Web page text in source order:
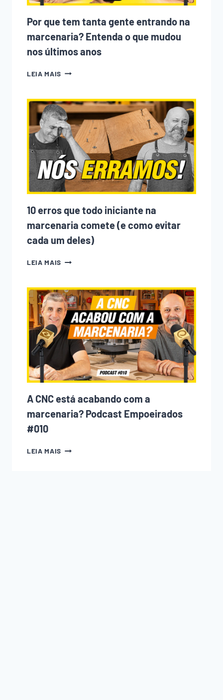
Por que tem tanta gente entrando na
marcenaria? Entenda o que mudou
nos últimos anos
LEIA MAIS POR
TANTA
GENTE
ENTRANDO
NA
MARCENARIA?
ENTENDA
O
QUE
MUDOU
NOS
ÚLTIMOS
10 erros que todo iniciante na
marcenaria comete (e como evitar
cada um deles)
LEIA MAIS 10
TODO
INICIANTE
NA
MARCENARIA
COMETE
(E
COMO
EVITAR
CADA
UM
DELES)
A CNC está acabando com a
marcenaria? Podcast Empoeirados
#010
LEIA MAIS A